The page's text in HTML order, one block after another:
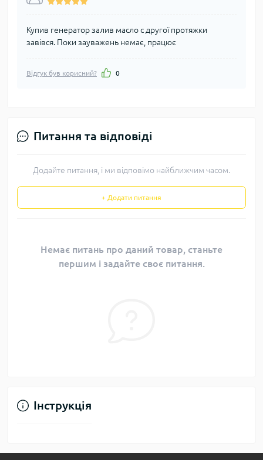
Купив генератор залив масло с другої протяжки
завівся. Поки зауважень немає, працює
Відгук був корисний? 0
Питання та відповіді
Додайте питання, і ми відповімо найближчим часом.
+ Додати питання
Немає питань про даний товар, станьте
першим і задайте своє питання.
Інструкція